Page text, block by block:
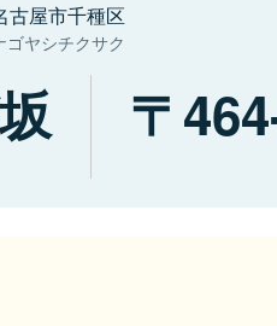
古屋市千種区
ゴヤシチクサク